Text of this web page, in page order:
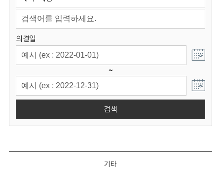
회
의결일
~
검색
기타